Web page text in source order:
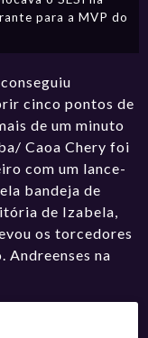
para a MVP do
cinco pontos de
de um minuto
Caoa Chery foi
com um lance-
bandeja de
de Izabela,
os torcedores
Andreenses na